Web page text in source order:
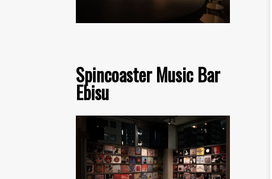
Spincoaster Music Bar
Ebisu